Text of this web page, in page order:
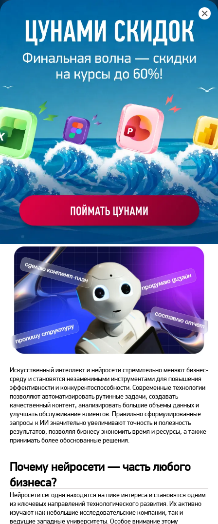
Универсальные ИИ-промпты для бизнеса
7 августа 2025 11 минут
УНИВЕРСАЛЬНЫЕ ИИ-ПРОМПТЫ ДЛЯ
БИЗНЕСА
Поделиться
Варвара Дышко
Дизайнер презентаций на фрилансе
Искусственный интеллект и нейросети стремительно меняют бизнес-
среду и становятся незаменимыми инструментами для повышения
эффективности и конкурентоспособности. Современные технологии
позволяют автоматизировать рутинные задачи, создавать
качественный контент, анализировать большие объемы данных и
улучшать обслуживание клиентов. Правильно сформулированные
запросы к ИИ значительно увеличивают точность и полезность
результатов, позволяя бизнесу экономить время и ресурсы, а также
принимать более обоснованные решения.
Почему нейросети — часть любого
бизнеса?
Нейросети сегодня находятся на пике интереса и становятся одним
из ключевых направлений технологического развития. Их активно
изучают как небольшие исследовательские компании, так и
ведущие западные университеты. Особое внимание этому